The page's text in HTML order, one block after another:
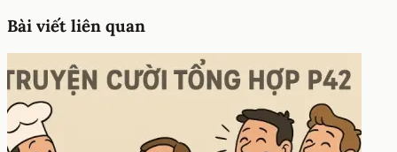
Bài viết liên quan